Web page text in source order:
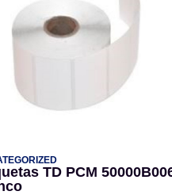
PCM 50000B0065A -